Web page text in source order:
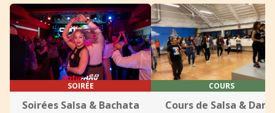
SOIRÉE
Soirées Salsa & Bachata
COURS
Cours de Salsa &